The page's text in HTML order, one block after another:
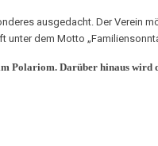
ausgedacht. Der Verein
unter dem Motto
Polariom. Darüber hinaus